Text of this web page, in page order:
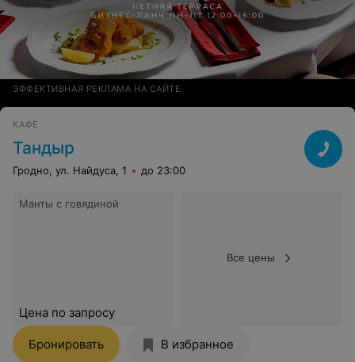
ЭФФЕКТИВНАЯ РЕКЛАМА НА САЙТЕ
КАФЕ
Тандыр
Гродно, ул. Найдуса, 1 до 23:00
Манты с говядиной
Цена по запросу
Все цены
Бронировать В избранное